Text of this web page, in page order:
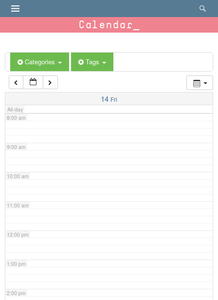
Calendar
Categories Tags
14 Fri
All-day
6:00 am
7:00 am
8:00 am
9:00 am
10:00 am
11:00 am
12:00 pm
1:00 pm
2:00 pm